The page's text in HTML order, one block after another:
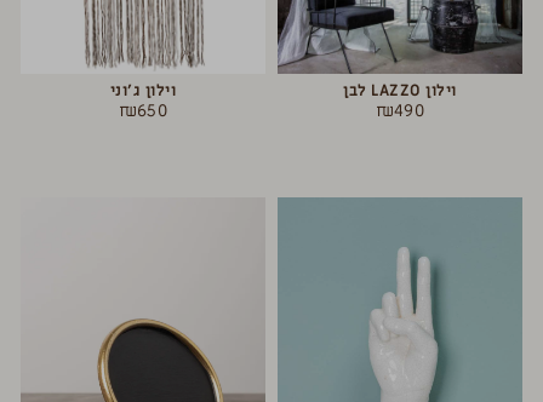
וילון LAZZO לבן
₪490
וילון ג’וני
₪650